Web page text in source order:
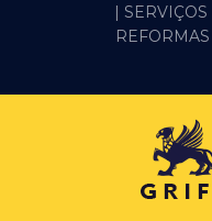
ALVENARIA E PEDREIRO
|
REFORMAS